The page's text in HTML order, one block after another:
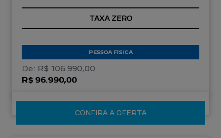
TAXA ZERO
PESSOA FÍSICA
De: R$ 106.990,00
R$ 96.990,00
CONFIRA A OFERTA